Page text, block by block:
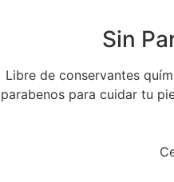
Sin
Libre de conservantes
parabenos para cuidar tu